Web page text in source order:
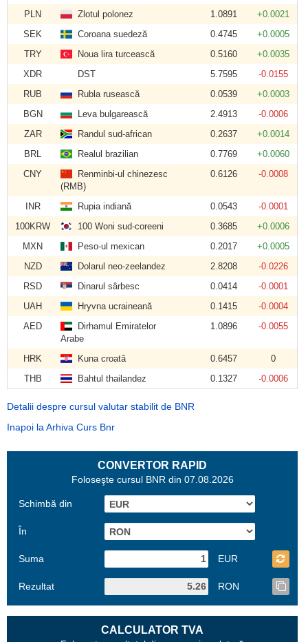
PLN
Zlotul polonez 1.0891
+0.0021
SEK
Coroana suedeză 0.4745
+0.0005
TRY
Noua lira turcească 0.5160
+0.0035
XDR
DST 5.7595
-0.0155
RUB
Rubla rusească 0.0539
+0.0003
BGN
Leva bulgarească 2.4913
-0.0006
ZAR
Randul sud-african 0.2637
+0.0014
BRL
Realul brazilian 0.7769
+0.0060
CNY
Renminbi-ul chinezesc
(RMB)
0.6126 -0.0008
INR Rupia indiană 0.0543
-0.0001
100KRW
100 Woni sud-coreeni 0.3685
+0.0006
MXN
Peso-ul mexican 0.2017
+0.0005
NZD
Dolarul neo-zeelandez 2.8208
-0.0226
RSD
Dinarul sârbesc 0.0414
-0.0001
UAH
Hryvna ucraineană 0.1415
-0.0004
AED
Dirhamul Emiratelor
Arabe
1.0896 -0.0055
HRK Kuna croată 0.6457
0
THB
Bahtul thailandez 0.1327 -0.0006
Detalii despre cursul valutar stabilit de BNR
Inapoi la Arhiva Curs Bnr
CONVERTOR RAPID
Foloseşte cursul BNR din 07.08.2026
Schimbă din
În
Suma EUR
Rezultat RON
CALCULATOR TVA